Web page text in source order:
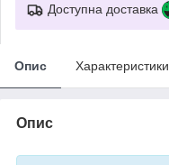
Доступна доставка
Опис Характеристики
Опис